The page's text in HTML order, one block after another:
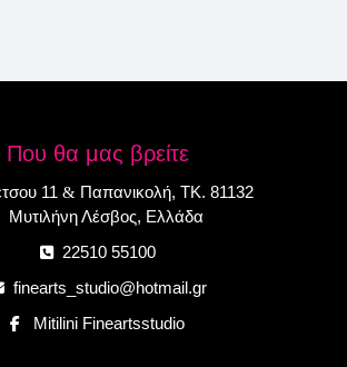
Που θα μας βρείτε
11 & Παπανικολή, ΤΚ. 81132
Μυτιλήνη Λέσβος, Ελλάδα
22510 55100
finearts_studio@hotmail.gr
Mitilini Fineartsstudio